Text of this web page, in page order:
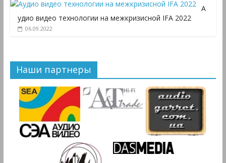
А
удио видео технологии на межкризисной IFA 2022
06.09.2022
Наши партнеры